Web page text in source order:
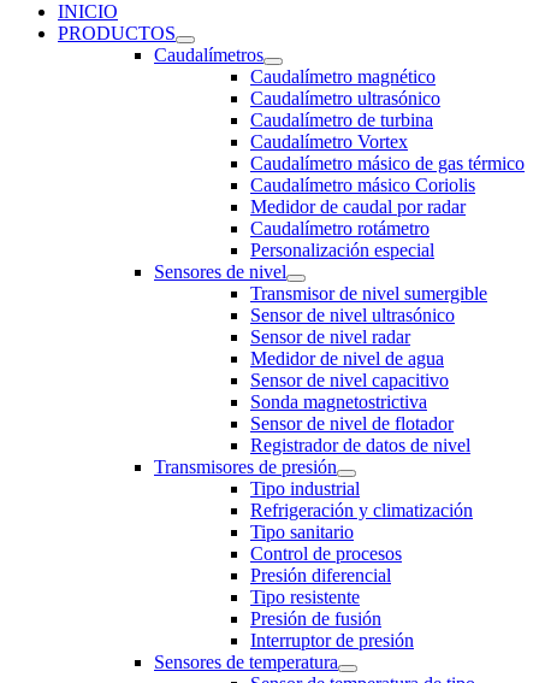
INICIO
PRODUCTOS
Caudalímetros
Caudalímetro magnético
Caudalímetro ultrasónico
Caudalímetro de turbina
Caudalímetro Vortex
Caudalímetro másico de gas térmico
Caudalímetro másico Coriolis
Medidor de caudal por radar
Caudalímetro rotámetro
Personalización especial
Sensores de nivel
Transmisor de nivel sumergible
Sensor de nivel ultrasónico
Sensor de nivel radar
Medidor de nivel de agua
Sensor de nivel capacitivo
Sonda magnetostrictiva
Sensor de nivel de flotador
Registrador de datos de nivel
Transmisores de presión
Tipo industrial
Refrigeración y climatización
Tipo sanitario
Control de procesos
Presión diferencial
Tipo resistente
Presión de fusión
Interruptor de presión
Sensores de temperatura